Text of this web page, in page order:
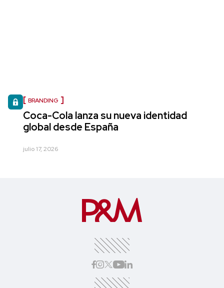
BRANDING
Coca-Cola lanza su nueva identidad
global desde España
julio 17, 2026